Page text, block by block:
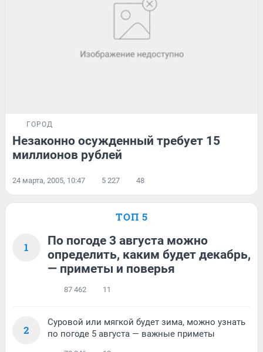
ГОРОД
Незаконно осужденный требует 15
миллионов рублей
24 марта, 2005, 10:47 5 227 48
ТОП 5
1
По погоде 3 августа можно
определить, каким будет декабрь,
— приметы и поверья
87 462 11
2
Суровой или мягкой будет зима, можно узнать
по погоде 5 августа — важные приметы